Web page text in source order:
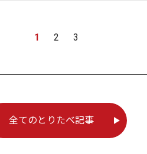
1 2 3
全てのとりたべ記事